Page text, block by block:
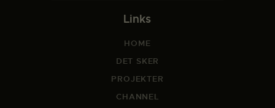
Links
HOME
DET SKER
PROJEKTER
CHANNEL